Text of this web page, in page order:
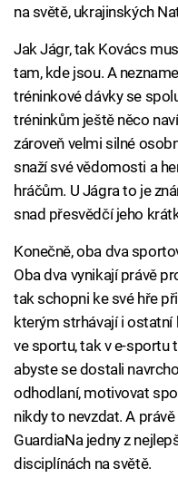
na světě, ukrajinských
Jak Jágr, tak Kovács
tam, kde jsou. A
tréninkové dávky se
tréninkům ještě něco
zároveň velmi silné
snaží své vědomosti a
hráčům. U Jágra to je
snad přesvědčí jeho
Konečně, oba dva
Oba dva vynikají právě
tak schopni ke své hře
kterým strhávají i
ve sportu, tak v e-sportu
abyste se dostali
odhodlaní, motivovat
nikdy to nevzdat. A
GuardiaNa jedny z
disciplínách na světě.